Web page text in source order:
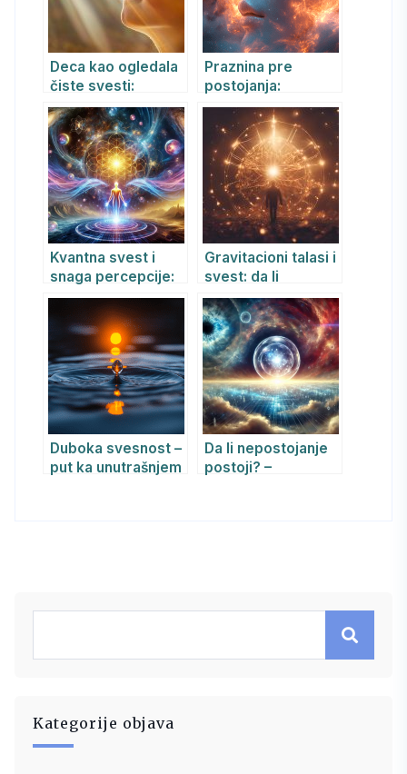
Deca kao ogledala
čiste svesti:
Samadhi u
najčistijem obliku
Praznina pre
postojanja:
Bezvremenski
potencijal i Tvorac
kao beskonačna
svest
Kvantna svest i
snaga percepcije:
Kreiranje realnosti
kroz svest
Gravitacioni talasi i
svest: da li
kosmičke vibracije
oblikuju naše
unutrašnje ja?
Duboka svesnost –
put ka unutrašnjem
Da li nepostojanje
postoji? –
Kategorije objava